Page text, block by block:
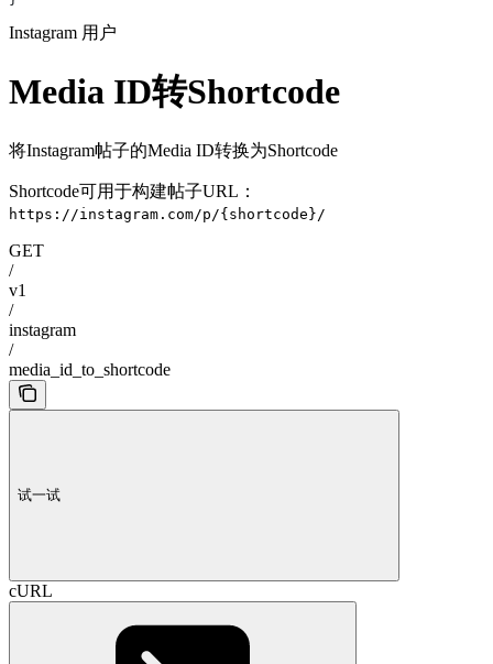
Instagram 用户
Media ID转Shortcode
将Instagram帖子的Media ID转换为Shortcode
Shortcode可用于构建帖子URL：
https://instagram.com/p/{shortcode}/
GET
/
v1
/
instagram
/
media_id_to_shortcode
试一试
cURL